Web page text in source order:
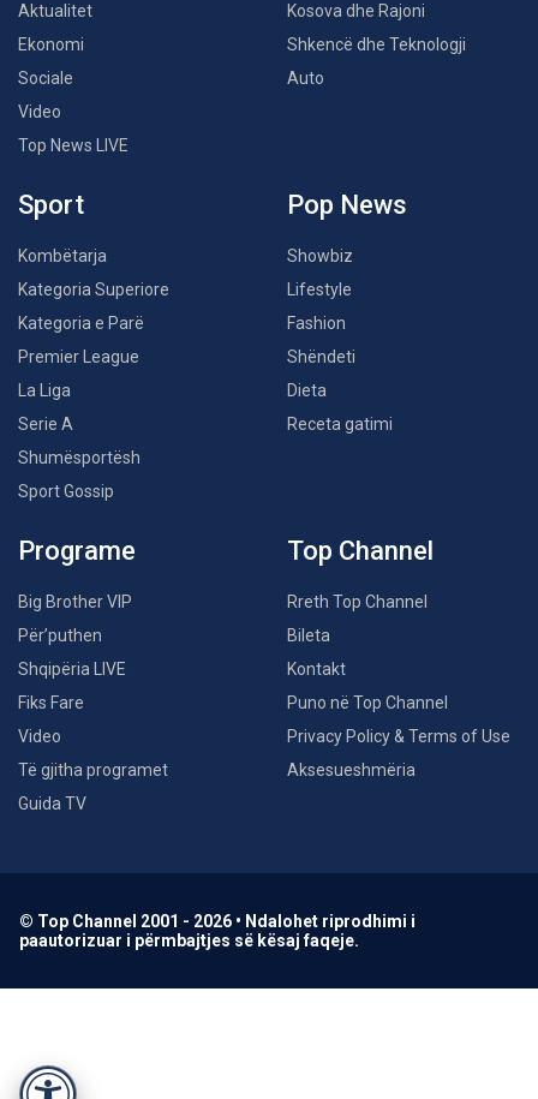
Aktualitet
Ekonomi
Sociale
Video
Top News LIVE
Kosova dhe Rajoni
Shkencë dhe Teknologji
Auto
Sport
Kombëtarja
Kategoria Superiore
Kategoria e Parë
Premier League
La Liga
Serie A
Shumësportësh
Sport Gossip
Pop News
Showbiz
Lifestyle
Fashion
Shëndeti
Dieta
Receta gatimi
Programe
Big Brother VIP
Për’puthen
Shqipëria LIVE
Fiks Fare
Video
Të gjitha programet
Guida TV
Top Channel
Rreth Top Channel
Bileta
Kontakt
Puno në Top Channel
Privacy Policy & Terms of Use
Aksesueshmëria
© Top Channel 2001 - 2026 • Ndalohet riprodhimi i
paautorizuar i përmbajtjes së kësaj faqeje.